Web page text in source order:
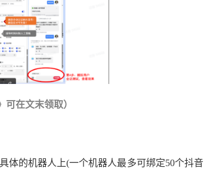
在文末领取）
体的机器人上(一个机器人最多可绑定50个抖音